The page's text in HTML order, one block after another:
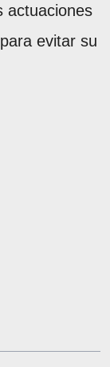
actuaciones
evitar su